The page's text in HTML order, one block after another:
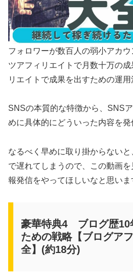
フォロワーが数百人の弱小アカ
ツアフィリエイトで月数十万の
リエイトで成果を出すための運用
SNSの本質的な特徴から、SNS
めに具体的にどういった内容を
なるべく早めに取り掛からない
で遅れてしまうので、この動画
報発信をやってほしいなと思いま
豪華特典4 ブログ歴10
ための戦略【ブログア
全】(約18分)